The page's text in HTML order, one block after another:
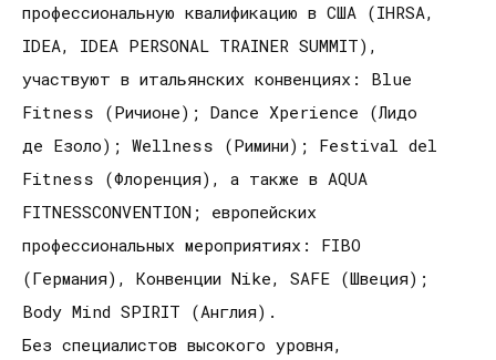
профессиональную квалификацию в США (IHRSA,
IDEA, IDEA PERSONAL TRAINER SUMMIT),
участвуют в итальянских конвенциях: Blue
Fitness (Ричионе); Dance Xperience (Лидо
де Езоло); Wellness (Римини); Festival del
Fitness (Флоренция), а также в AQUA
FITNESSCONVENTION; европейских
профессиональных мероприятиях: FIBO
(Германия), Конвенции Nike, SAFE (Швеция);
Body Mind SPIRIT (Англия).
Без специалистов высокого уровня,